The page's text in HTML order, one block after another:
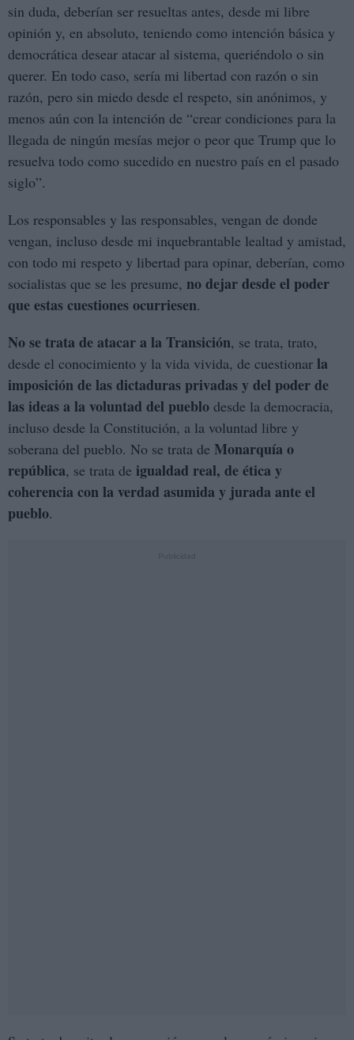
sin duda, deberían ser resueltas antes, desde mi libre
opinión y, en absoluto, teniendo como intención básica y
democrática desear atacar al sistema, queriéndolo o sin
querer. En todo caso, sería mi libertad con razón o sin
razón, pero sin miedo desde el respeto, sin anónimos, y
menos aún con la intención de “crear condiciones para la
llegada de ningún mesías mejor o peor que Trump que lo
resuelva todo como sucedido en nuestro país en el pasado
siglo”.
Los responsables y las responsables, vengan de donde
vengan, incluso desde mi inquebrantable lealtad y amistad,
con todo mi respeto y libertad para opinar, deberían, como
socialistas que se les presume, no dejar desde el poder
que estas cuestiones ocurriesen.
No se trata de atacar a la Transición, se trata, trato,
desde el conocimiento y la vida vivida, de cuestionar la
imposición de las dictaduras privadas y del poder de
las ideas a la voluntad del pueblo desde la democracia,
incluso desde la Constitución, a la voluntad libre y
soberana del pueblo. No se trata de Monarquía o
república, se trata de igualdad real, de ética y
coherencia con la verdad asumida y jurada ante el
pueblo.